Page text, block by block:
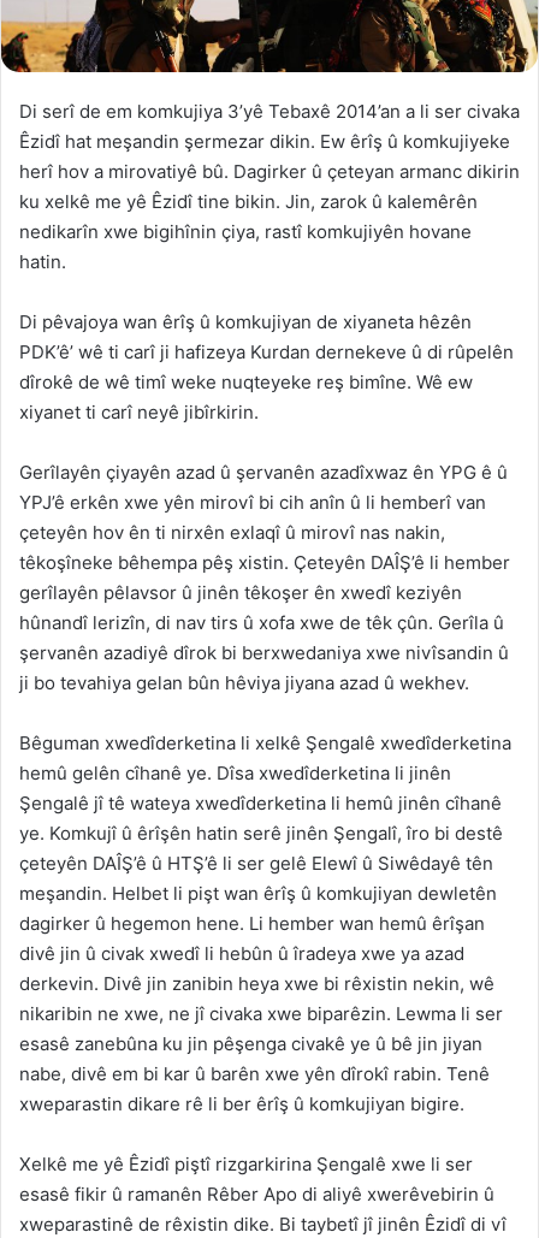
Di serî de em komkujiya 3’yê Tebaxê 2014’an a li ser civaka
Êzidî hat meşandin şermezar dikin. Ew êrîş û komkujiyeke
herî hov a mirovatiyê bû. Dagirker û çeteyan armanc dikirin
ku xelkê me yê Êzidî tine bikin. Jin, zarok û kalemêrên
nedikarîn xwe bigihînin çiya, rastî komkujiyên hovane
hatin.
Di pêvajoya wan êrîş û komkujiyan de xiyaneta hêzên
PDK’ê’ wê ti carî ji hafizeya Kurdan dernekeve û di rûpelên
dîrokê de wê timî weke nuqteyeke reş bimîne. Wê ew
xiyanet ti carî neyê jibîrkirin.
Gerîlayên çiyayên azad û şervanên azadîxwaz ên YPG ê û
YPJ’ê erkên xwe yên mirovî bi cih anîn û li hemberî van
çeteyên hov ên ti nirxên exlaqî û mirovî nas nakin,
têkoşîneke bêhempa pêş xistin. Çeteyên DAÎŞ’ê li hember
gerîlayên pêlavsor û jinên têkoşer ên xwedî keziyên
hûnandî lerizîn, di nav tirs û xofa xwe de têk çûn. Gerîla û
şervanên azadiyê dîrok bi berxwedaniya xwe nivîsandin û
ji bo tevahiya gelan bûn hêviya jiyana azad û wekhev.
Bêguman xwedîderketina li xelkê Şengalê xwedîderketina
hemû gelên cîhanê ye. Dîsa xwedîderketina li jinên
Şengalê jî tê wateya xwedîderketina li hemû jinên cîhanê
ye. Komkujî û êrîşên hatin serê jinên Şengalî, îro bi destê
çeteyên DAÎŞ’ê û HTŞ’ê li ser gelê Elewî û Siwêdayê tên
meşandin. Helbet li pişt wan êrîş û komkujiyan dewletên
dagirker û hegemon hene. Li hember wan hemû êrîşan
divê jin û civak xwedî li hebûn û îradeya xwe ya azad
derkevin. Divê jin zanibin heya xwe bi rêxistin nekin, wê
nikaribin ne xwe, ne jî civaka xwe biparêzin. Lewma li ser
esasê zanebûna ku jin pêşenga civakê ye û bê jin jiyan
nabe, divê em bi kar û barên xwe yên dîrokî rabin. Tenê
xweparastin dikare rê li ber êrîş û komkujiyan bigire.
Xelkê me yê Êzidî piştî rizgarkirina Şengalê xwe li ser
esasê fikir û ramanên Rêber Apo di aliyê xwerêvebirin û
xweparastinê de rêxistin dike. Bi taybetî jî jinên Êzidî di vî